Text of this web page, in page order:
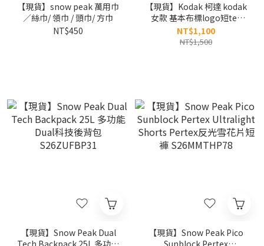
【現貨】snow peak 萬用巾
／絲巾/ 領巾 / 頭巾/ 方巾
NT$450
【現貨】Kodak 柯達 kodak
女款 基本布標logo短tee
K6222LRS34
NT$1,100
NT$1,500
【現貨】Snow Peak Dual
Tech Backpack 25L 多功能
【現貨】Snow Peak Pico
Sunblock Pertex